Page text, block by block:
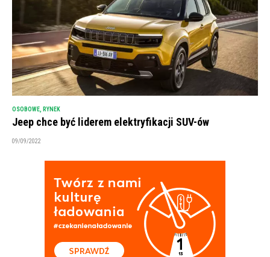
OSOBOWE RYNEK
Jeep chce być liderem elektryfikacji SUV-ów
09/09/2022